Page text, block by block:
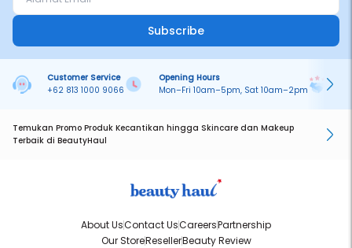
Subscribe
Customer Service
+62 813 1000 9066
Opening Hours
Mon–Fri 10am–5pm, Sat 10am–2pm
Temukan Promo Produk Kecantikan hingga Skincare dan Makeup
Terbaik di BeautyHaul
About UsContact UsCareersPartnership
Our StoreResellerBeauty Review